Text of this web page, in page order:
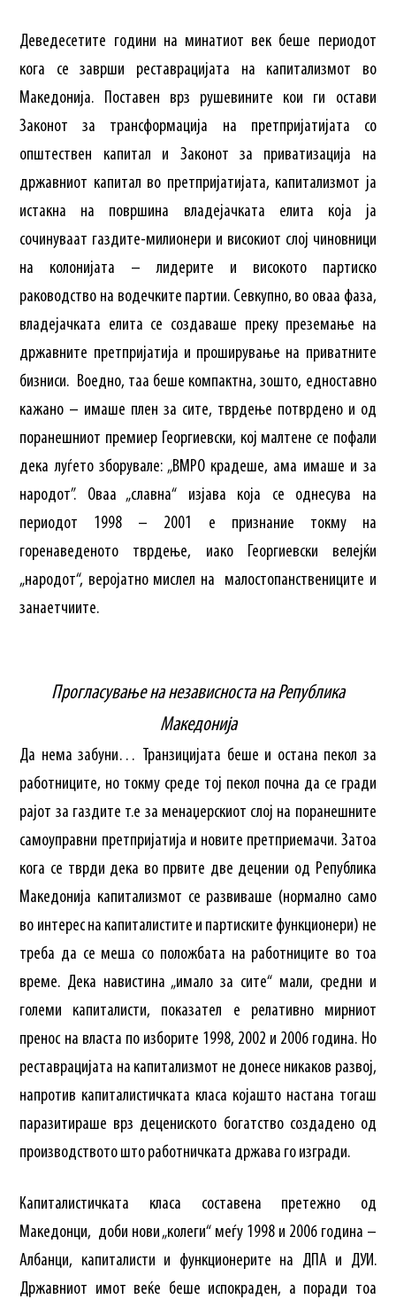
Деведесетите години на минатиот век беше периодот
кога се заврши реставрацијата на капитализмот во
Македонија. Поставен врз рушевините кои ги остави
Законот за трансформација на претпријатијата со
општествен капитал и Законот за приватизација на
државниот капитал во претпријатијата, капитализмот ја
истакна на површина владејачката елита која ја
сочинуваат газдите-милионери и високиот слој чиновници
на колонијата – лидерите и високото партиско
раководство на водечките партии. Севкупно, во оваа фаза,
владејачката елита се создаваше преку преземање на
државните претпријатија и проширување на приватните
бизниси. Воедно, таа беше компактна, зошто, едноставно
кажано – имаше плен за сите, тврдење потврдено и од
порaнешниот премиер Георгиевски, кој малтене се пофали
дека луѓето зборувале: „ВМРО крадеше, ама имаше и за
народот”. Оваа „славна“ изјава која се однесува на
периодот 1998 – 2001 е признание токму на
горенаведеното тврдење, иако Георгиевски велејќи
„народот“, веројатно мислел на малостопанствениците и
занаетчиите.
Прогласување на независноста на Република
Македонија
Да нема забуни… Транзицијата беше и остана пекол за
работниците, но токму среде тој пекол почна да се гради
рајот за газдите т.е за менаџерскиот слој на поранешните
самоуправни претпријатија и новите претприемачи. Затоа
кога се тврди дека во првите две децении од Република
Македонија капитализмот се развиваше (нормално само
во интерес на капиталистите и партиските функционери) не
треба да се меша со положбата на работниците во тоа
време. Дека навистина „имало за сите“ мали, средни и
големи капиталисти, показател е релативно мирниот
пренос на власта по изборите 1998, 2002 и 2006 година. Но
реставрацијата на капитализмот не донесе никаков развој,
напротив капиталистичката класа којашто настана тогаш
паразитираше врз децениското богатство создадено од
производството што работничката држава го изгради.
Капиталистичката класа составена претежно од
Македонци, доби нови „колеги“ меѓу 1998 и 2006 година –
Албанци, капиталисти и функционерите на ДПА и ДУИ.
Државниот имот веќе беше испокраден, а поради тоа